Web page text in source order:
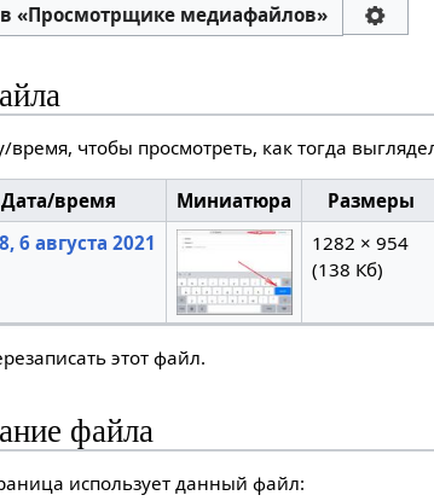
«Просмотрщике медиафайлов»
чтобы просмотреть, как тогда
Дата/время Миниатюра Размеры
6 августа 2021
1282 × 954
(138 Кб)
этот файл.
файла
использует данный файл: